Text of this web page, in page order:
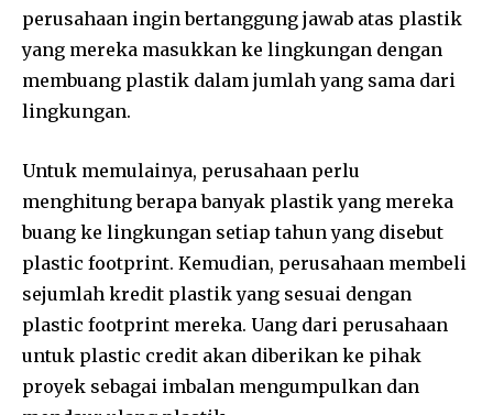
perusahaan ingin bertanggung jawab atas plastik
yang mereka masukkan ke lingkungan dengan
membuang plastik dalam jumlah yang sama dari
lingkungan.
Untuk memulainya, perusahaan perlu
menghitung berapa banyak plastik yang mereka
buang ke lingkungan setiap tahun yang disebut
plastic footprint. Kemudian, perusahaan membeli
sejumlah kredit plastik yang sesuai dengan
plastic footprint mereka. Uang dari perusahaan
untuk plastic credit akan diberikan ke pihak
proyek sebagai imbalan mengumpulkan dan